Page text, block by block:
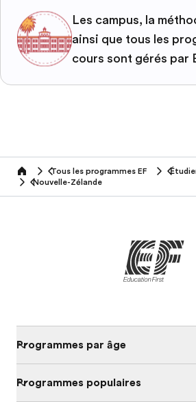
Les campus, la
ainsi que tous les
cours sont gérés par
home Tous les programmes EF
Nouvelle-Zélande
Programmes par âge
Programmes populaires